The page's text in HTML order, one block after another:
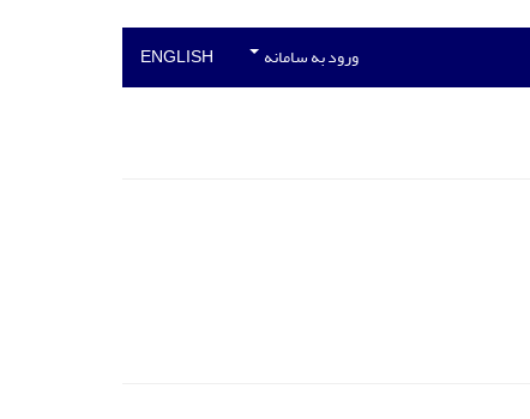
ورود به سامانه ENGLISH